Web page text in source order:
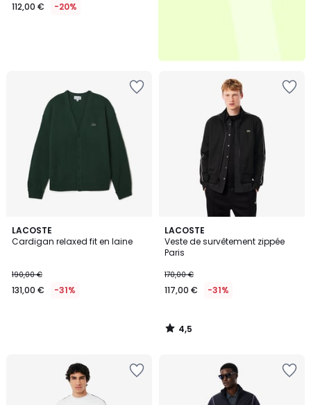
112,00 € -20%
LACOSTE
Cardigan relaxed fit en laine
190,00 €
131,00 € -31%
LACOSTE
Veste de survêtement zippée
Paris
170,00 €
117,00 € -31%
4,5
/ 5
4,5
/